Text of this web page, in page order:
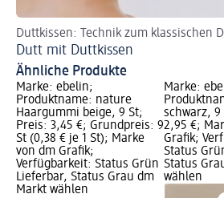
Duttkissen: Technik zum klassischen
Dutt mit Duttkissen
Ähnliche Produkte
Marke: ebelin;
Produktname: nature
Haargummi beige, 9 St;
Preis: 3,45 €; Grundpreis: 9
St (0,38 € je 1 St); Marke
von dm Grafik;
Verfügbarkeit: Status Grün
Lieferbar, Status Grau dm
Markt wählen
Marke:
schwarz, 9
2,95 €;
Grafik;
Status
Status
wählen